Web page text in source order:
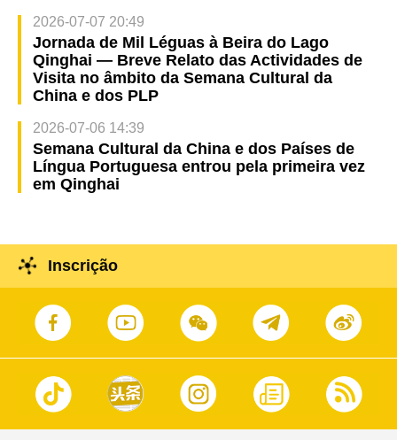
2026-07-07 20:49
Jornada de Mil Léguas à Beira do Lago
Qinghai — Breve Relato das Actividades de
Visita no âmbito da Semana Cultural da
China e dos PLP
2026-07-06 14:39
Semana Cultural da China e dos Países de
Língua Portuguesa entrou pela primeira vez
em Qinghai
Inscrição